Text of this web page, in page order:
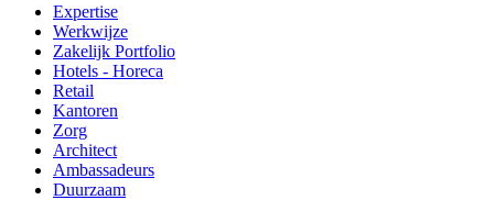
Expertise
Werkwijze
Zakelijk Portfolio
Hotels - Horeca
Retail
Kantoren
Zorg
Architect
Ambassadeurs
Duurzaam